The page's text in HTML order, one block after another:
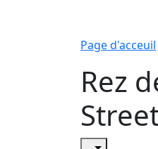
Page d'acceuil
Rez